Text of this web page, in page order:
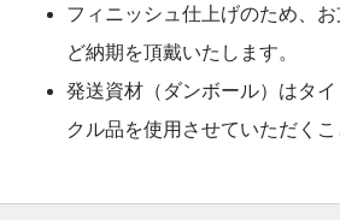
フィニッシュ仕上げのため、
ど納期を頂戴いたします。
発送資材（ダンボール）はタ
クル品を使用させていただくこ